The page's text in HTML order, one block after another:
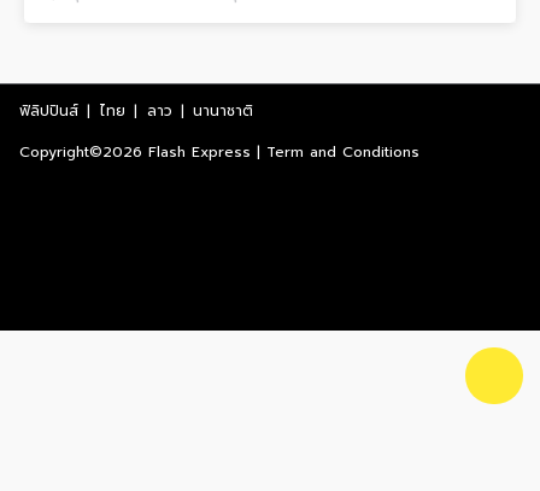
ฟิลิปปินส์ | ไทย | ลาว | นานาชาติ
Copyright©2026 Flash Express | Term and Conditions